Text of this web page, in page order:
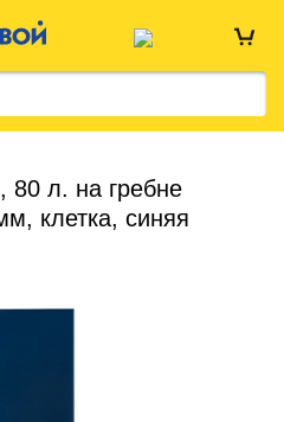
80 л. на гребне
клетка, синяя